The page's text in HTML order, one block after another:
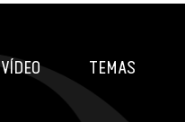
VÍDEO TEMAS